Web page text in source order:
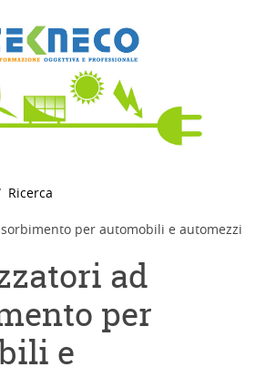
Ricerca
per automobili e automezzi
ad
per
e